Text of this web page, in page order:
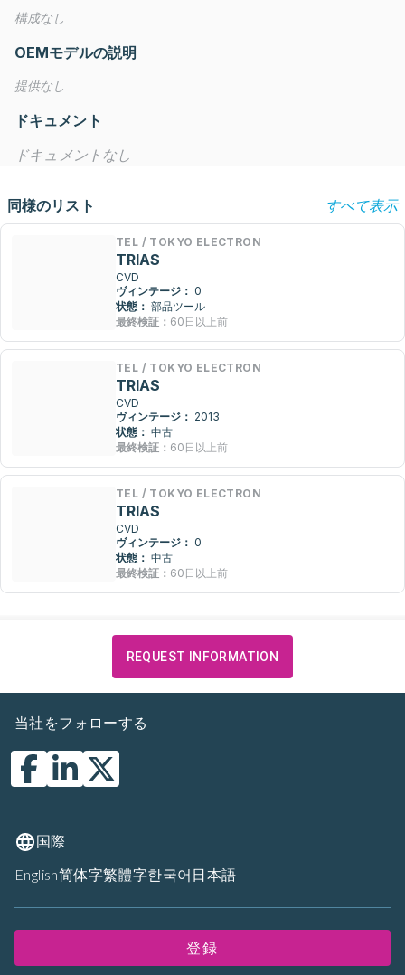
構成なし
OEMモデルの説明
提供なし
ドキュメント
ドキュメントなし
同様のリスト すべて表示
TEL / TOKYO ELECTRON
TRIAS
CVD
ヴィンテージ： 0
状態： 部品ツール
最終検証： 60日以上前
TEL / TOKYO ELECTRON
TRIAS
CVD
ヴィンテージ： 2013
状態： 中古
最終検証： 60日以上前
TEL / TOKYO ELECTRON
TRIAS
CVD
ヴィンテージ： 0
状態： 中古
最終検証： 60日以上前
REQUEST INFORMATION
当社をフォローする
国際
English简体字繁體字한국어 日本語
登録